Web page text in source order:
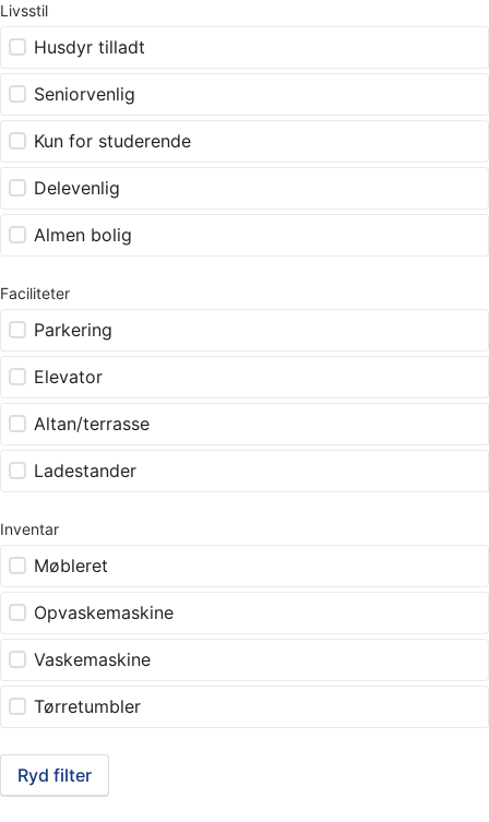
Livsstil
Husdyr tilladt
Seniorvenlig
Kun for studerende
Delevenlig
Almen bolig
Faciliteter
Parkering
Elevator
Altan/terrasse
Ladestander
Inventar
Møbleret
Opvaskemaskine
Vaskemaskine
Tørretumbler
Ryd filter